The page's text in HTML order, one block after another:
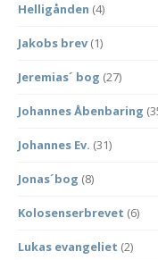
Helligånden (4)
Jakobs brev (1)
Jeremias´ bog (27)
Johannes Åbenbaring
Johannes Ev. (31)
Jonas´bog (8)
Kolosenserbrevet (6)
Lukas evangeliet (2)